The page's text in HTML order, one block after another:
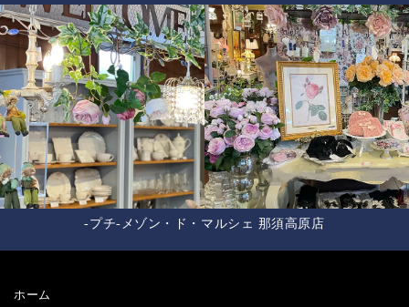
-プチ-メゾン・ド・マルシェ 那須高原店
ホーム